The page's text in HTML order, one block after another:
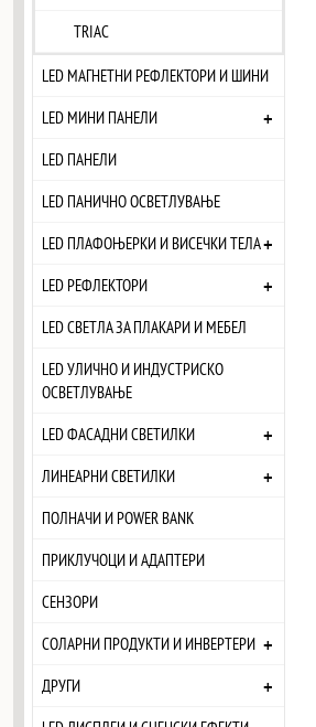
TRIAC
LED МАГНЕТНИ РЕФЛЕКТОРИ И ШИНИ
LED МИНИ ПАНЕЛИ
+
LED ПАНЕЛИ
LED ПАНИЧНО ОСВЕТЛУВАЊЕ
LED ПЛАФОЊЕРКИ И ВИСЕЧКИ ТЕЛА+
LED РЕФЛЕКТОРИ +
LED СВЕТЛА ЗА ПЛАКАРИ И МЕБЕЛ
LED УЛИЧНО И ИНДУСТРИСКО
ОСВЕТЛУВАЊЕ
LED ФАСАДНИ СВЕТИЛКИ
+
ЛИНЕАРНИ СВЕТИЛКИ +
ПОЛНАЧИ И POWER BANK
ПРИКЛУЧОЦИ И АДАПТЕРИ
СЕНЗОРИ
СОЛАРНИ ПРОДУКТИ И ИНВЕРТЕРИ +
ДРУГИ +